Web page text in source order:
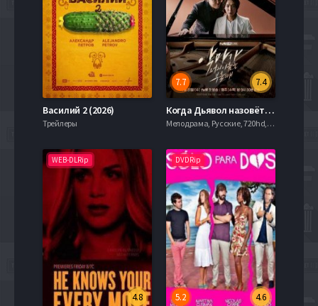
Василий 2 (2026)
Трейлеры
7.4
7.7
Когда Дьявол назовёт твоё имя / Когда Дьявол назовет твое имя (2019)
Мелодрама, Русские, 720hd, mobilen, , Слайдер
WEB-DLRip
4.8
DVDRip
4.6
5.2